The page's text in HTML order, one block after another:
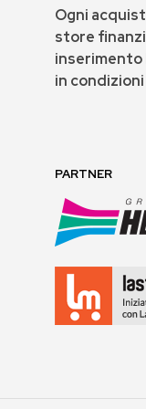
Ogni
store
inserimento
in
PARTNER